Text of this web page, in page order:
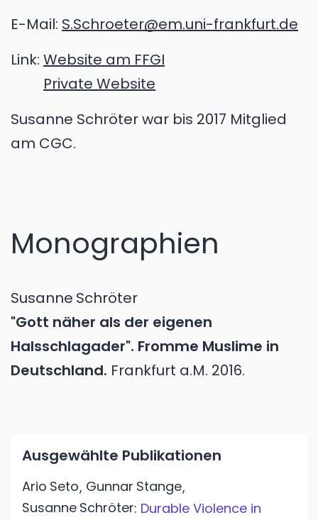
E-Mail: S.Schroeter@em.uni-frankfurt.de
Link: Website am FFGI
Private Website
Susanne Schröter war bis 2017 Mitglied
am CGC.
Monographien
Susanne Schröter
"Gott näher als der eigenen
Halsschlagader". Fromme Muslime in
Deutschland. Frankfurt a.M. 2016.
Ausgewählte Publikationen
Ario Seto, Gunnar Stange,
Susanne Schröter: Durable Violence in